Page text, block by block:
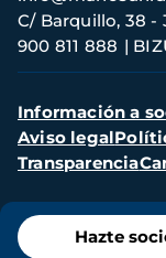
Menú
de
Hazte
contacto
C/ Barquillo, 38 -
900 811 888
Menú
secundario
Información a
Aviso legal
Transparencia